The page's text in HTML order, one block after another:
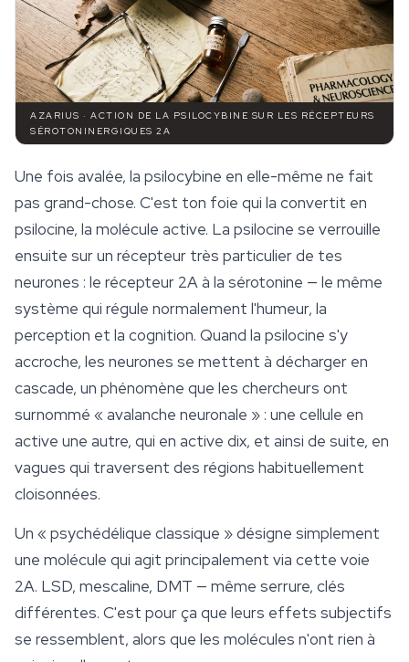
AZARIUS · ACTION DE LA PSILOCYBINE SUR LES RÉCEPTEURS
SÉROTONINERGIQUES 2A
Une fois avalée, la psilocybine en elle-même ne fait
pas grand-chose. C'est ton foie qui la convertit en
psilocine, la molécule active. La psilocine se verrouille
ensuite sur un récepteur très particulier de tes
neurones : le récepteur 2A à la sérotonine — le même
système qui régule normalement l'humeur, la
perception et la cognition. Quand la psilocine s'y
accroche, les neurones se mettent à décharger en
cascade, un phénomène que les chercheurs ont
surnommé « avalanche neuronale » : une cellule en
active une autre, qui en active dix, et ainsi de suite, en
vagues qui traversent des régions habituellement
cloisonnées.
Un « psychédélique classique » désigne simplement
une molécule qui agit principalement via cette voie
2A. LSD, mescaline, DMT — même serrure, clés
différentes. C'est pour ça que leurs effets subjectifs
se ressemblent, alors que les molécules n'ont rien à